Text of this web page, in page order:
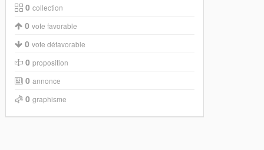
0 collection
0 vote favorable
0 vote défavorable
0 proposition
0 annonce
0 graphisme